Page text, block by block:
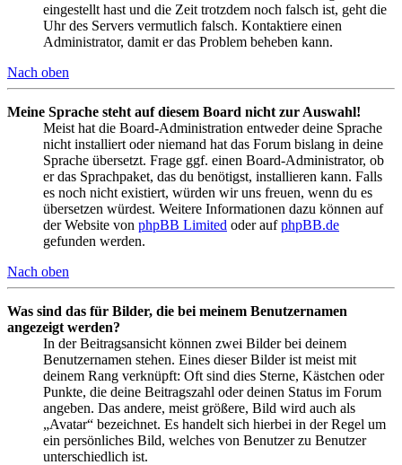
eingestellt hast und die Zeit trotzdem noch falsch ist, geht die
Uhr des Servers vermutlich falsch. Kontaktiere einen
Administrator, damit er das Problem beheben kann.
Nach oben
Meine Sprache steht auf diesem Board nicht zur Auswahl!
Meist hat die Board-Administration entweder deine Sprache
nicht installiert oder niemand hat das Forum bislang in deine
Sprache übersetzt. Frage ggf. einen Board-Administrator, ob
er das Sprachpaket, das du benötigst, installieren kann. Falls
es noch nicht existiert, würden wir uns freuen, wenn du es
übersetzen würdest. Weitere Informationen dazu können auf
der Website von phpBB Limited oder aufphpBB.de
gefunden werden.
Nach oben
Was sind das für Bilder, die bei meinem Benutzernamen
angezeigt werden?
In der Beitragsansicht können zwei Bilder bei deinem
Benutzernamen stehen. Eines dieser Bilder ist meist mit
deinem Rang verknüpft: Oft sind dies Sterne, Kästchen oder
Punkte, die deine Beitragszahl oder deinen Status im Forum
angeben. Das andere, meist größere, Bild wird auch als
„Avatar“ bezeichnet. Es handelt sich hierbei in der Regel um
ein persönliches Bild, welches von Benutzer zu Benutzer
unterschiedlich ist.